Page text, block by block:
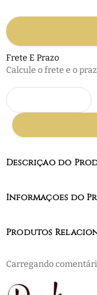
Frete E Prazo
Calcule o frete e o
Descrição do
Informações do
Produtos
Carregando